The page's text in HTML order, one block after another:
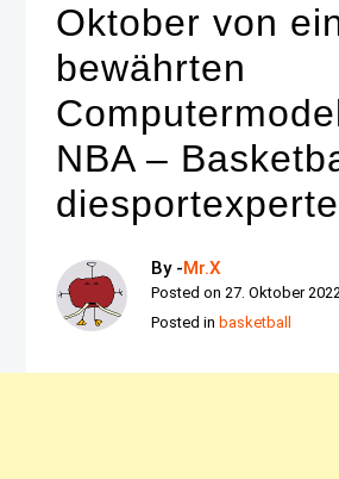
Oktober von
bewährten
NBA –
By -Mr.X
Posted on27. Oktober
Posted in basketball